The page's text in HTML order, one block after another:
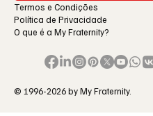
Termos e Condições
Política de Privacidade
O que é a My Fraternity?
© 1996-2026 by My Fraternity.